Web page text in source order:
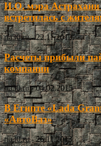
И.О. мэра
встретилась с
ria30.ru - 22.11.2013
Расчеты прибыли
компании
ria30.ru - 04.02.2015
В Египте «Lada
«АвтоВаз»
ria30.ru - 26.11.2013